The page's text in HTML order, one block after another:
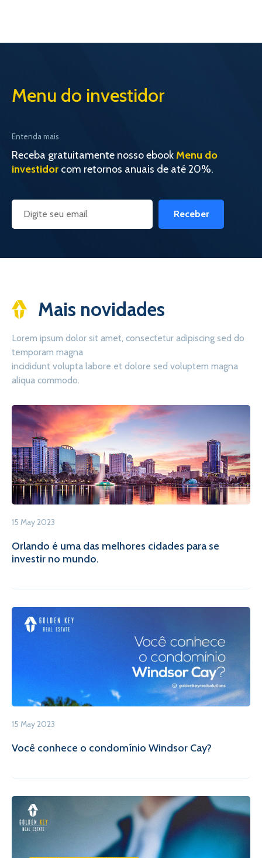
Menu do investidor
Entenda mais
Receba gratuitamente nosso ebookMenu do
investidor com retornos anuais de até 20%.
Receber
Mais novidades
Lorem ipsum dolor sit amet, consectetur adipiscing sed do
temporam magna
incididunt volupta labore et dolore sed voluptem magna
aliqua commodo.
15 May 2023
Orlando é uma das melhores cidades para se
investir no mundo.
15 May 2023
Você conhece o condomínio Windsor Cay?